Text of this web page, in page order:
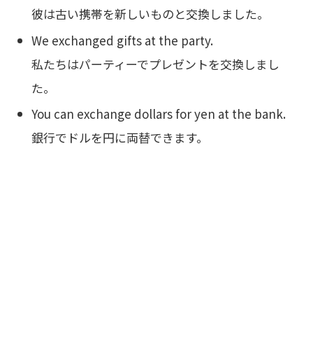
彼は古い携帯を新しいものと交換しました。
We exchanged gifts at the party.
私たちはパーティーでプレゼントを交換しまし
た。
You can exchange dollars for yen at the bank.
銀行でドルを円に両替できます。